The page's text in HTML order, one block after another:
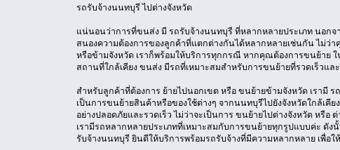
รถรับจ้างนนทบุรี ไปต่างจังหวัด
แน่นอนว่าการที่ขนส่ง มี รถรับจ้างนนทบุรี ที่หลากหลายประเภท นอกจ
สนองความต้องการของลูกค้าที่แตกต่างกันได้หลากหลายเช่นกัน ไม่ว่
หรือข้ามจังหวัด เราก็พร้อมให้บริการทุกกรณี หากคุณต้องการขนย้าย
สถานที่ใกล้เคียง ขนส่ง มีรถที่เหมาะสมสำหรับการขนย้ายที่รวดเร็วแล
สำหรับลูกค้าที่ต้องการ ย้ายไปนอกเขต หรือ ขนย้ายข้ามจังหวัด เรามี
เป็นการขนย้ายสินค้าหรือของใช้ต่างๆ จากนนทบุรีไปยังจังหวัดใกล้เ
อย่างปลอดภัยและรวดเร็ว ไม่ว่าจะเป็นการ ขนย้ายไปต่างจังหวัด หรื
เรามีรถหลากหลายประเภทที่เหมาะสมกับการขนย้ายทุกรูปแบบค่ะ ดั
รับจ้างนนทบุรี ยินดีให้บริการพร้อมรถรับจ้างที่มีความหลากหลาย เพื่อ